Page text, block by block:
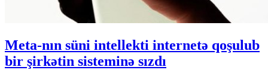
Meta-nın süni intellekti internetə qoşulub
bir şirkətin sisteminə sızdı